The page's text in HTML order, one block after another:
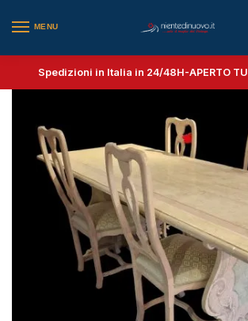
MENU
Spedizioni in Italia in 24/48H-APERTO